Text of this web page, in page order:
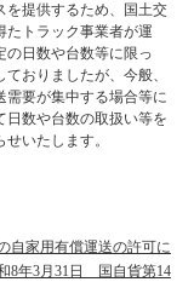
を提供するため、国土交
たトラック事業者が運
の日数や台数等に限っ
おりましたが、今般、
需要が集中する場合等に
日数や台数の取扱い等を
いたします。
自家用有償運送の許可に
8年3月31日 国自貨第14